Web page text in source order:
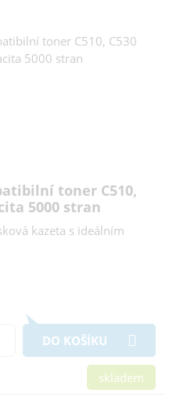
toner C510,
5000 stran
kazeta s ideálním
DO KOŠÍKU
skladem